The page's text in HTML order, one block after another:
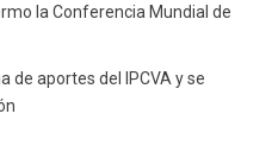
la Conferencia Mundial de
de aportes del IPCVA y se